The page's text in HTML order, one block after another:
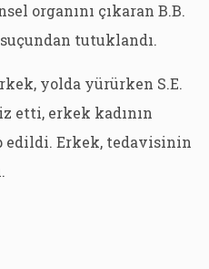
organını çıkaran B.B.
tutuklandı.
yolda yürürken S.E.
etti, erkek kadının
edildi. Erkek, tedavisinin